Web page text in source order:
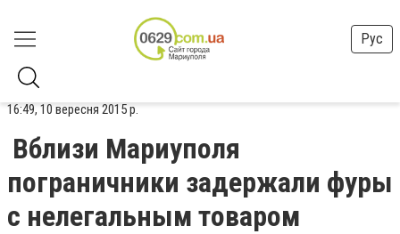
Рус
16:49, 10 вересня 2015 р.
Вблизи Мариуполя
пограничники задержали фуры
с нелегальным товаром